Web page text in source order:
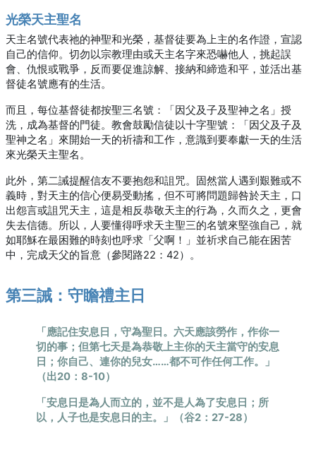
光榮天主聖名
天主名號代表祂的神聖和光榮，基督徒要為上主的名作證，宣認
自己的信仰。切勿以宗教理由或天主名字來恐嚇他人，挑起誤
會、仇恨或戰爭，反而要促進諒解、接納和締造和平，並活出基
督徒名號應有的生活。
而且，每位基督徒都按聖三名號：「因父及子及聖神之名」授
洗，成為基督的門徒。教會鼓勵信徒以十字聖號：「因父及子及
聖神之名」來開始一天的祈禱和工作，意識到要奉獻一天的生活
來光榮天主聖名。
此外，第二誡提醒信友不要抱怨和詛咒。固然當人遇到艱難或不
義時，對天主的信心便易受動搖，但不可將問題歸咎於天主，口
出怨言或詛咒天主，這是相反恭敬天主的行為，久而久之，更會
失去信德。所以，人要懂得呼求天主聖三的名號來堅強自己，就
如耶穌在最困難的時刻也呼求「父啊！」並祈求自己能在困苦
中，完成天父的旨意（參閱路22：42）。
第三誡：守瞻禮主日
「應記住安息日，守為聖日。六天應該勞作，作你一
切的事；但第七天是為恭敬上主你的天主當守的安息
日；你自己、連你的兒女……都不可作任何工作。」
（出20：8-10）
「安息日是為人而立的，並不是人為了安息日；所
以，人子也是安息日的主。」（谷2：27-28）